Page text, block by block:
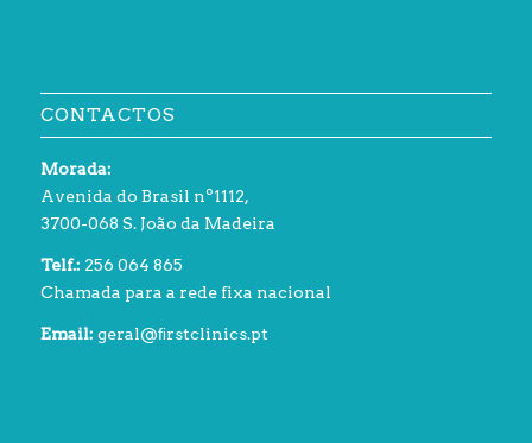
CONTACTOS
Morada:
Avenida do Brasil nº1112,
3700-068 S. João da Madeira
Telf.: 256 064 865
Chamada para a rede fixa nacional
Email: geral@ﬁrstclinics.pt